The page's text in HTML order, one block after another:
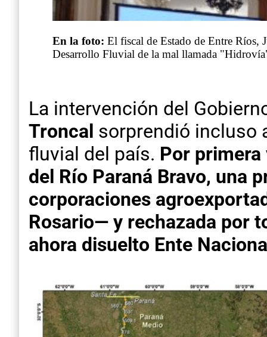
En la foto: El fiscal de Estado de Entre Ríos,
Desarrollo Fluvial de la mal llamada
La intervención del
Troncal sorprendió incluso
fluvial del país. Por
del Río Paraná Bravo, una
corporaciones
Rosario— y rechazada por
ahora disuelto Ente